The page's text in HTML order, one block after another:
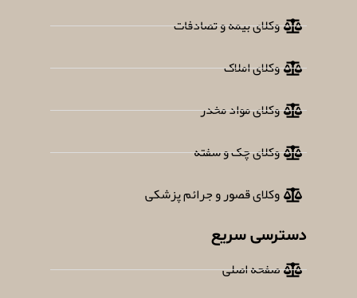
وکلای بیمه و تصادفات
وکلای املاک
وکلای مواد مخدر
وکلای چک و سفته
وکلای قصور و جرائم پزشکی
دسترسی سریع
صفحه اصلی